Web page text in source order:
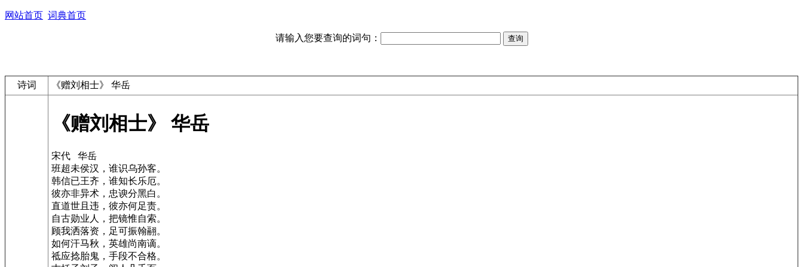
网站首页 词典首页
请输入您要查询的词句：
诗词 《赠刘相士》 华岳
《赠刘相士》 华岳
宋代 华岳
班超未侯汉，谁识乌孙客。
韩信已王齐，谁知长乐厄。
彼亦非异术，忠谀分黑白。
直道世且违，彼亦何足责。
自古勋业人，把镜惟自索。
顾我洒落资，足可振翰翮。
如何汗马秋，英雄尚南谪。
祗应捻胎鬼，手段不合格。